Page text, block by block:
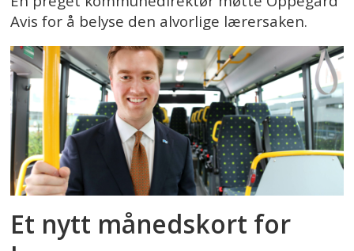
Avis for å belyse den alvorlige lærersaken.
Et nytt månedskort for